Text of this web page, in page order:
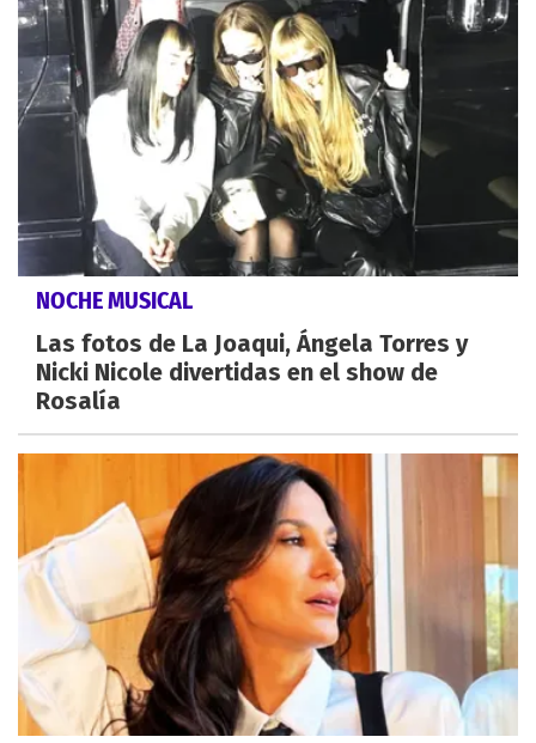
NOCHE MUSICAL
Las fotos de La Joaqui, Ángela Torres y
Nicki Nicole divertidas en el show de
Rosalía